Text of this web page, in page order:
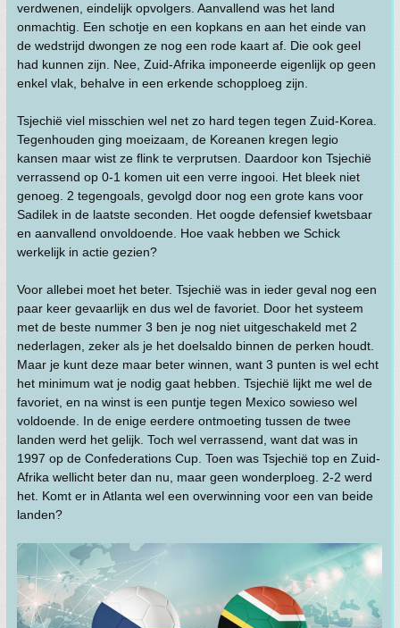
verdwenen, eindelijk opvolgers. Aanvallend was het land
onmachtig. Een schotje en een kopkans en aan het einde van
de wedstrijd dwongen ze nog een rode kaart af. Die ook geel
had kunnen zijn. Nee, Zuid-Afrika imponeerde eigenlijk op geen
enkel vlak, behalve in een erkende schopploeg zijn.
Tsjechië viel misschien wel net zo hard tegen tegen Zuid-Korea.
Tegenhouden ging moeizaam, de Koreanen kregen legio
kansen maar wist ze flink te verprutsen. Daardoor kon Tsjechië
verrassend op 0-1 komen uit een verre ingooi. Het bleek niet
genoeg. 2 tegengoals, gevolgd door nog een grote kans voor
Sadilek in de laatste seconden. Het oogde defensief kwetsbaar
en aanvallend onvoldoende. Hoe vaak hebben we Schick
werkelijk in actie gezien?
Voor allebei moet het beter. Tsjechië was in ieder geval nog een
paar keer gevaarlijk en dus wel de favoriet. Door het systeem
met de beste nummer 3 ben je nog niet uitgeschakeld met 2
nederlagen, zeker als je het doelsaldo binnen de perken houdt.
Maar je kunt deze maar beter winnen, want 3 punten is wel echt
het minimum wat je nodig gaat hebben. Tsjechië lijkt me wel de
favoriet, en na winst is een puntje tegen Mexico sowieso wel
voldoende. In de enige eerdere ontmoeting tussen de twee
landen werd het gelijk. Toch wel verrassend, want dat was in
1997 op de Confederations Cup. Toen was Tsjechië top en Zuid-
Afrika wellicht beter dan nu, maar geen wonderploeg. 2-2 werd
het. Komt er in Atlanta wel een overwinning voor een van beide
landen?